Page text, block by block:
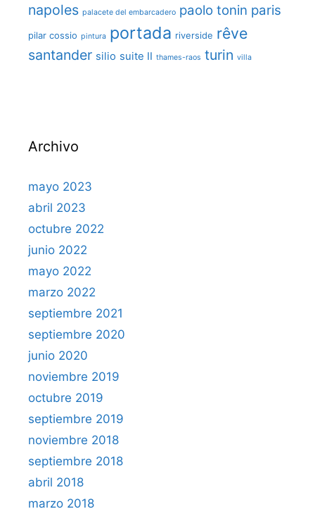
napoles palacete del embarcadero paolo tonin paris
pilar cossio pintura portada riverside rêve
santander silio suite II thames-raos turin villa
Archivo
mayo 2023
abril 2023
octubre 2022
junio 2022
mayo 2022
marzo 2022
septiembre 2021
septiembre 2020
junio 2020
noviembre 2019
octubre 2019
septiembre 2019
noviembre 2018
septiembre 2018
abril 2018
marzo 2018